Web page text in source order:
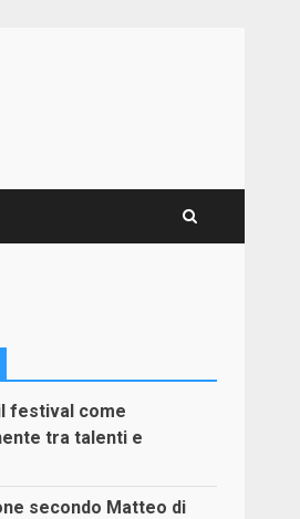
festival come
tra talenti e
secondo Matteo di